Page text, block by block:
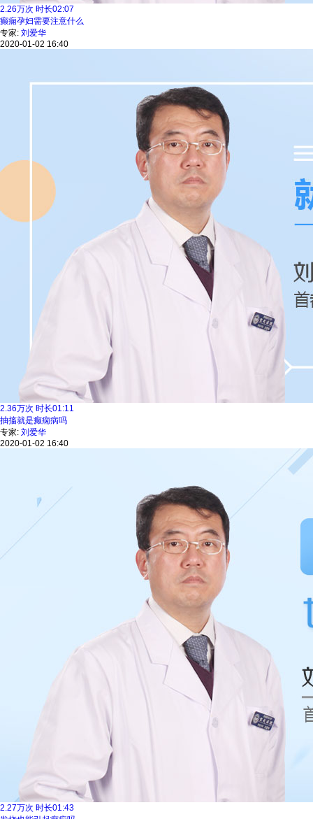
2.26万次 时长02:07
癫痫孕妇需要注意什么
专家: 刘爱华
2020-01-02 16:40
2.36万次 时长01:11
抽搐就是癫痫病吗
专家: 刘爱华
2020-01-02 16:40
2.27万次 时长01:43